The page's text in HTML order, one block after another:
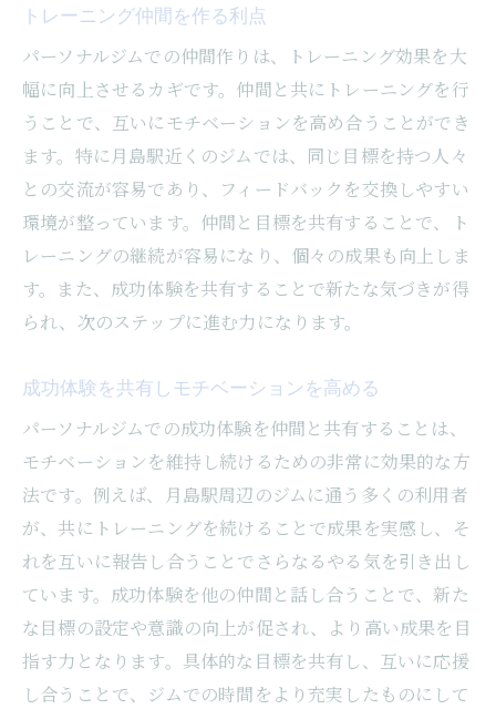
トレーニング仲間を作る利点
パーソナルジムでの仲間作りは、トレーニング効果を大
幅に向上させるカギです。仲間と共にトレーニングを行
うことで、互いにモチベーションを高め合うことができ
ます。特に月島駅近くのジムでは、同じ目標を持つ人々
との交流が容易であり、フィードバックを交換しやすい
環境が整っています。仲間と目標を共有することで、ト
レーニングの継続が容易になり、個々の成果も向上しま
す。また、成功体験を共有することで新たな気づきが得
られ、次のステップに進む力になります。
成功体験を共有しモチベーションを高める
パーソナルジムでの成功体験を仲間と共有することは、
モチベーションを維持し続けるための非常に効果的な方
法です。例えば、月島駅周辺のジムに通う多くの利用者
が、共にトレーニングを続けることで成果を実感し、そ
れを互いに報告し合うことでさらなるやる気を引き出し
ています。成功体験を他の仲間と話し合うことで、新た
な目標の設定や意識の向上が促され、より高い成果を目
指す力となります。具体的な目標を共有し、互いに応援
し合うことで、ジムでの時間をより充実したものにして